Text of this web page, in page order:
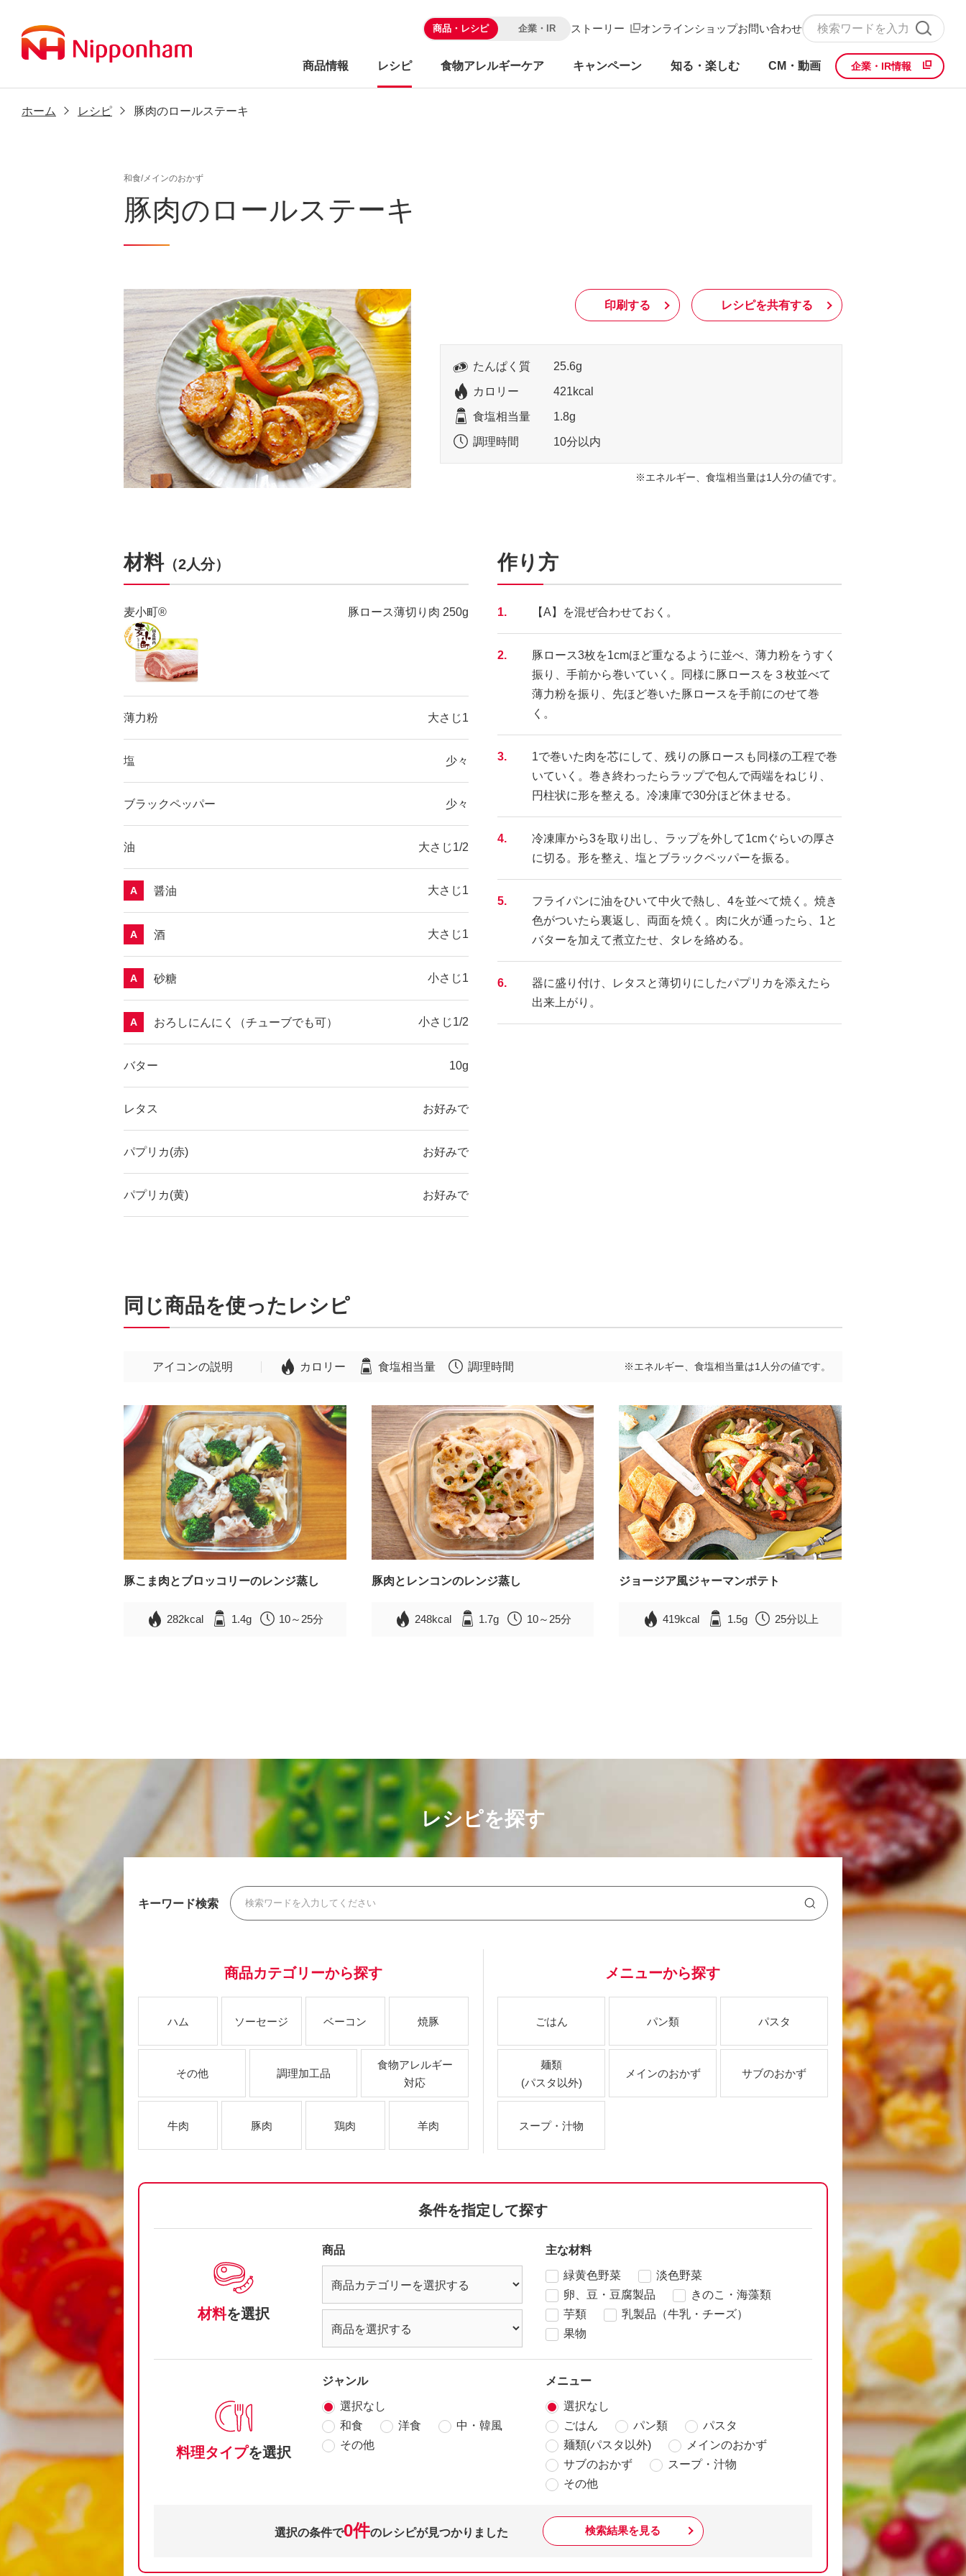
商品・レシピ 企業・IR ストーリー オンラインショップお問い合わせ
商品情報 レシピ 食物アレルギーケア キャンペーン 知る・楽しむ CM・動画 企業・IR情報
ホーム レシピ 豚肉のロールステーキ
和食/メインのおかず
豚肉のロールステーキ
印刷する レシピを共有する
たんぱく質 25.6g
カロリー 421kcal
食塩相当量 1.8g
調理時間 10分以内
エネルギー、食塩相当量は1人分の値です。
材料（2人分）
麦小町® 豚ロース薄切り肉 250g
薄力粉 大さじ1
塩 少々
ブラックペッパー 少々
油 大さじ1/2
A 醤油 大さじ1
A 酒 大さじ1
A 砂糖 小さじ1
A おろしにんにく（チューブでも可） 小さじ1/2
バター 10g
レタス お好みで
パプリカ(赤) お好みで
パプリカ(黄) お好みで
作り方
1. 【A】を混ぜ合わせておく。
2.
豚ロース3枚を1cmほど重なるように並べ、薄力粉をうすく
振り、手前から巻いていく。同様に豚ロースを３枚並べて
薄力粉を振り、先ほど巻いた豚ロースを手前にのせて巻
く。
3.
1で巻いた肉を芯にして、残りの豚ロースも同様の工程で巻
いていく。巻き終わったらラップで包んで両端をねじり、
円柱状に形を整える。冷凍庫で30分ほど休ませる。
4.
冷凍庫から3を取り出し、ラップを外して1cmぐらいの厚さ
に切る。形を整え、塩とブラックペッパーを振る。
5.
フライパンに油をひいて中火で熱し、4を並べて焼く。焼き
色がついたら裏返し、両面を焼く。肉に火が通ったら、1と
バターを加えて煮立たせ、タレを絡める。
6.
器に盛り付け、レタスと薄切りにしたパプリカを添えたら
出来上がり。
同じ商品を使ったレシピ
アイコンの説明 カロリー 食塩相当量 調理時間 ※エネルギー、食塩相当量は1人分の値です。
豚こま肉とブロッコリーのレンジ蒸し
282kcal 1.4g 10～25分
豚肉とレンコンのレンジ蒸し
248kcal 1.7g 10～25分
ジョージア風ジャーマンポテト
419kcal 1.5g 25分以上
レシピを探す
キーワード検索
商品カテゴリーから探す
ハム ソーセージ ベーコン 焼豚
その他 調理加工品
食物アレルギー
対応
牛肉 豚肉 鶏肉 羊肉
メニューから探す
ごはん パン類 パスタ
麺類
(パスタ以外)
メインのおかず サブのおかず
スープ・汁物
条件を指定して探す
材料を選択
商品 主な材料
緑黄色野菜
淡色野菜
卵、豆・豆腐製品
きのこ・海藻類
芋類
乳製品（牛乳・チーズ）
果物
料理タイプを選択
ジャンル
選択なし
和食
洋食
中・韓風
その他
メニュー
選択なし
ごはん
パン類
パスタ
麺類(パスタ以外)
メインのおかず
サブのおかず
スープ・汁物
その他
選択の条件で0件のレシピが見つかりました 検索結果を見る